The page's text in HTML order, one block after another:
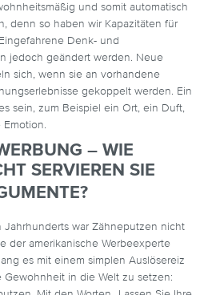
und somit automatisch
denn so haben wir Kapazitäten für
Denk- und
jedoch geändert werden. Neue
sich, wenn sie an vorhandene
gekoppelt werden. Ein
sein, zum Beispiel ein Ort, ein Duft,
– WIE
SERVIEREN SIE
Jahrhunderts war Zähneputzen nicht
der amerikanische Werbeexperte
es mit einem simplen Auslösereiz
in die Welt zu setzen: